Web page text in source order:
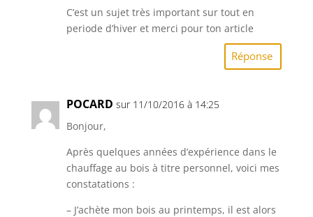
C’est un sujet très important sur tout en
periode d’hiver et merci pour ton article
Réponse
POCARD sur 11/10/2016 à 14:25
Bonjour,
Après quelques années d’expérience dans le
chauffage au bois à titre personnel, voici mes
constatations :
– J’achète mon bois au printemps, il est alors